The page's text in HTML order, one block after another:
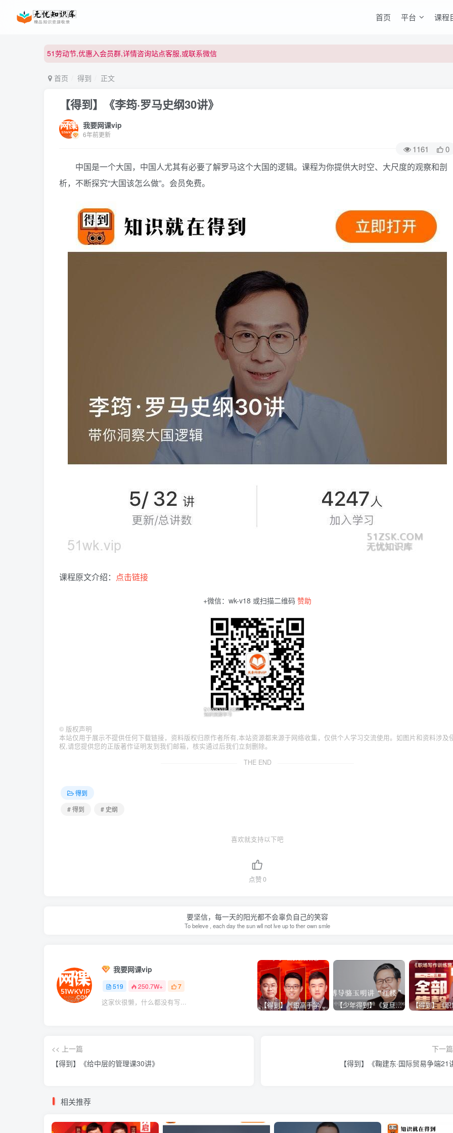
首页 平台 课程
51劳动节,优惠入会员群,详情咨询站点客服,或联系微信
51劳动节,优惠入会员群,详情咨询站点客服,或联系微信
首页 得到 正文
【得到】《李筠·罗马史纲30讲》
我要网课vip
6年前更新
1161 0
中国是一个大国，中国人尤其有必要了解罗马这个大国的逻辑。课程为你提供大时空、大尺度的观察和剖
析，不断探究“大国该怎么做”。会员免费。
课程原文介绍： 点击链接
+微信：wk-v18 或扫描二维码 赞助
© 版权声明
本站仅用于展示不提供任何下载链接，资料版权归原作者所有,本站资源都来源于网络收集，仅供个人学习交流使用。如图片和资料涉及
权,请您提供您的正版著作证明发到我们邮箱，核实通过后我们立刻删除。
THE END
得到
# 得到
# 史纲
喜欢就支持以下吧
点赞0
要坚信，每一天的阳光都不会辜负自己的笑容
To beleve , each day the sun wll not lve up to ther own smle
我要网课vip
519 250.7W+ 7
这家伙很懒，什么都没有写... 【得到】《跟高手学销售系列课》 【少年得到】《复旦博导骆玉明讲“红楼”》
<< 上一篇
【得到】《给中层的管理课30讲》
下一
【得到】《鞠建东·国际贸易争端21
相关推荐